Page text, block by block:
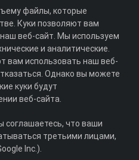
файлы, которые
Куки позволяют вам
веб-сайт. Мы используем
и аналитические.
вам использовать наш веб-
Однако вы можете
куки будут
веб-сайта.
соглашаетесь, что ваши
третьими лицами,
Inc.).